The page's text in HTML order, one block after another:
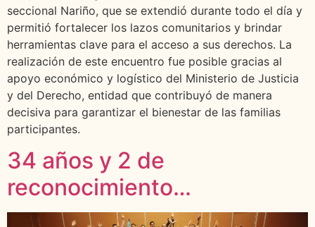
seccional Nariño, que se extendió durante todo el día y
permitió fortalecer los lazos comunitarios y brindar
herramientas clave para el acceso a sus derechos. La
realización de este encuentro fue posible gracias al
apoyo económico y logístico del Ministerio de Justicia
y del Derecho, entidad que contribuyó de manera
decisiva para garantizar el bienestar de las familias
participantes.
34 años y 2 de
reconocimiento…